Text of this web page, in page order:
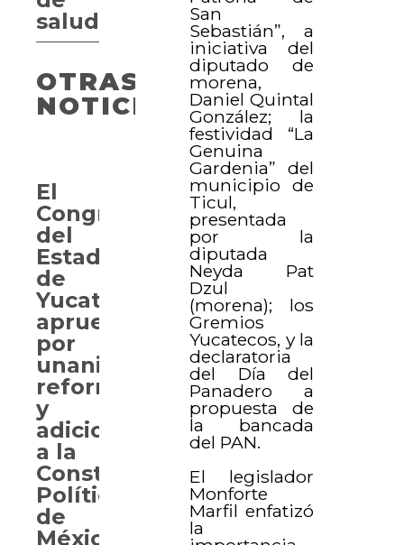
San
Sebastián”, a
iniciativa del
diputado de
morena,
Daniel Quintal
González; la
festividad “La
Genuina
Gardenia” del
municipio de
Ticul,
presentada
por la
diputada
Neyda Pat
Dzul
(morena); los
Gremios
Yucatecos, y la
declaratoria
del Día del
Panadero a
propuesta de
la bancada
del PAN.
El legislador
Monforte
Marfil enfatizó
la
salud
OTRAS
NOTICIAS
El
Congreso
del
Estado
de
Yucatán
aprueba
por
unanimidad
reformas
y
adiciones
a la
Constitución
Política
de
México